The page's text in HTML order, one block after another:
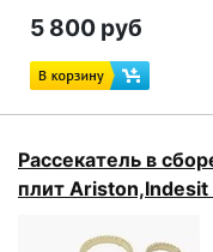
5 800 руб
Рассекатель в
плит